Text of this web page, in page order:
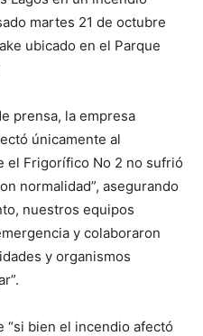
martes 21 de octubre
ubicado en el Parque
prensa, la empresa
únicamente al
el Frigorífico No 2 no sufrió
normalidad”, asegurando
nuestros equipos
y colaboraron
y organismos
“si bien el incendio afectó